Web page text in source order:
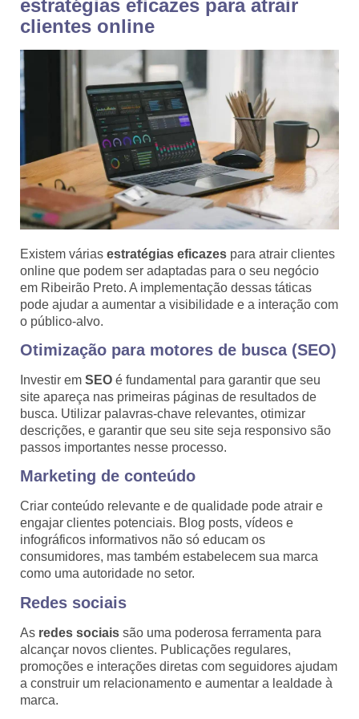
estratégias eficazes para atrair
clientes online
Existem várias estratégias eficazes para atrair clientes
online que podem ser adaptadas para o seu negócio
em Ribeirão Preto. A implementação dessas táticas
pode ajudar a aumentar a visibilidade e a interação com
o público-alvo.
Otimização para motores de busca (SEO)
Investir em SEO é fundamental para garantir que seu
site apareça nas primeiras páginas de resultados de
busca. Utilizar palavras-chave relevantes, otimizar
descrições, e garantir que seu site seja responsivo são
passos importantes nesse processo.
Marketing de conteúdo
Criar conteúdo relevante e de qualidade pode atrair e
engajar clientes potenciais. Blog posts, vídeos e
infográficos informativos não só educam os
consumidores, mas também estabelecem sua marca
como uma autoridade no setor.
Redes sociais
As redes sociais são uma poderosa ferramenta para
alcançar novos clientes. Publicações regulares,
promoções e interações diretas com seguidores ajudam
a construir um relacionamento e aumentar a lealdade à
marca.